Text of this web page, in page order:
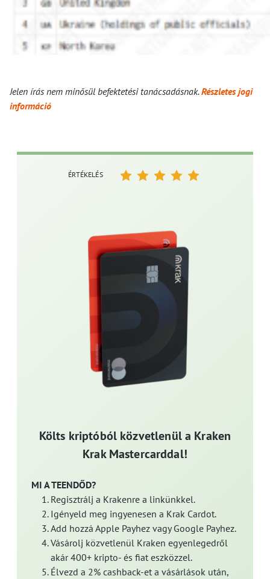
Jelen írás nem minősül befektetési tanácsadásnak.Részletes jogi
információ
Költs kriptóból közvetlenül a Kraken
Krak Mastercarddal!
MI A TEENDŐD?
Regisztrálj a Krakenre a linkünkkel.
Igényeld meg ingyenesen a Krak Cardot.
Add hozzá Apple Payhez vagy Google Payhez.
Vásárolj közvetlenül Kraken egyenlegedről
akár 400+ kripto- és fiat eszközzel.
Élvezd a 2% cashback-et a vásárlások után,
ÉRTÉKELÉS